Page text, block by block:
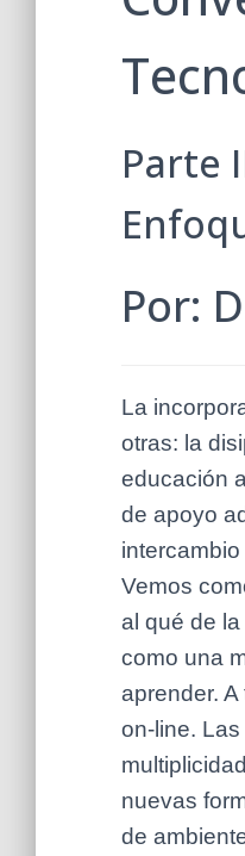
Parte
Por:
La
otras: la
educación
de apoyo
Vemos
al qué de
como una
aprender.
on-line.
nuevas
de